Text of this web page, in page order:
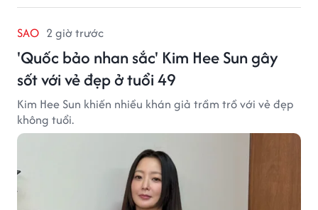
SAO 2 giờ trước
'Quốc bảo nhan sắc' Kim Hee Sun gây
sốt với vẻ đẹp ở tuổi 49
Kim Hee Sun khiến nhiều khán giả trầm trồ với vẻ đẹp
không tuổi.